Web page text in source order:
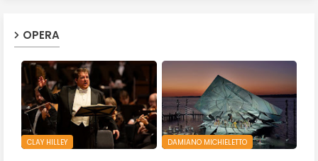
OPERA
CLAY HILLEY DAMIANO MICHIELETTO